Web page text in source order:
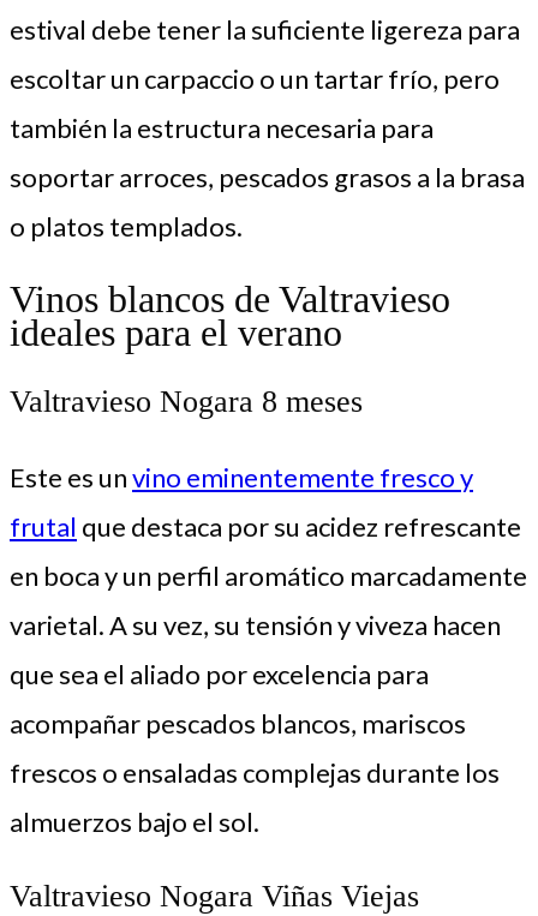
estival debe tener la suficiente ligereza para
escoltar un carpaccio o un tartar frío, pero
también la estructura necesaria para
soportar arroces, pescados grasos a la brasa
o platos templados.
Vinos blancos de Valtravieso
ideales para el verano
Valtravieso Nogara 8 meses
Este es unvino eminentemente fresco y
frutal que destaca por su acidez refrescante
en boca y un perfil aromático marcadamente
varietal. A su vez, su tensión y viveza hacen
que sea el aliado por excelencia para
acompañar pescados blancos, mariscos
frescos o ensaladas complejas durante los
almuerzos bajo el sol.
Valtravieso Nogara Viñas Viejas